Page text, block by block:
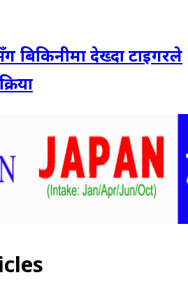
बिकिनीमा देख्दा टाइगरले